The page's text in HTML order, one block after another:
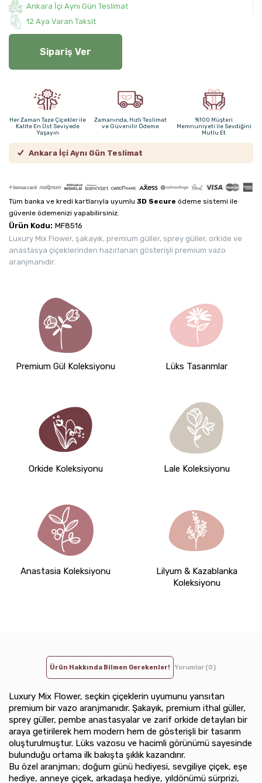
Ankara İçi Aynı Gün Teslimat
12 Aya Varan Taksit
Sipariş Ver
Her Zaman Taze Çiçekler ile
Kalite En Üst Seviyede
Yaşayın
Zamanında, Hızlı Teslimat
ve Güvenilir Ödeme
%100 Müşteri
Memnuniyeti ile Sevdiğini
Mutlu Et
Ankara İçi Aynı Gün Teslimat
Tüm banka ve kredi kartlarıyla uyumlu 3D Secure ödeme sistemi ile
güvenle ödemenizi yapabilirsiniz.
Ürün Kodu: MF8516
Luxury Mix Flower, şakayık, premium güller, sprey güller, orkide ve
anastasya çiçeklerinden hazırlanan gösterişli premium vazo
aranjmanıdır.
Premium Gül Koleksiyonu Lüks Tasarımlar
Orkide Koleksiyonu Lale Koleksiyonu
Anastasia Koleksiyonu
Lilyum & Kazablanka
Koleksiyonu
Ürün Hakkında Bilmen Gerekenler! Yorumlar (0)
Luxury Mix Flower, seçkin çiçeklerin uyumunu yansıtan
premium bir vazo aranjmanıdır. Şakayık, premium ithal güller,
sprey güller, pembe anastasyalar ve zarif orkide detayları bir
araya getirilerek hem modern hem de gösterişli bir tasarım
oluşturulmuştur. Lüks vazosu ve hacimli görünümü sayesinde
bulunduğu ortama ilk bakışta şıklık kazandırır.
Bu özel aranjman; doğum günü hediyesi, sevgiliye çiçek, eşe
hediye, anneye çiçek, arkadaşa hediye, yıldönümü sürprizi,